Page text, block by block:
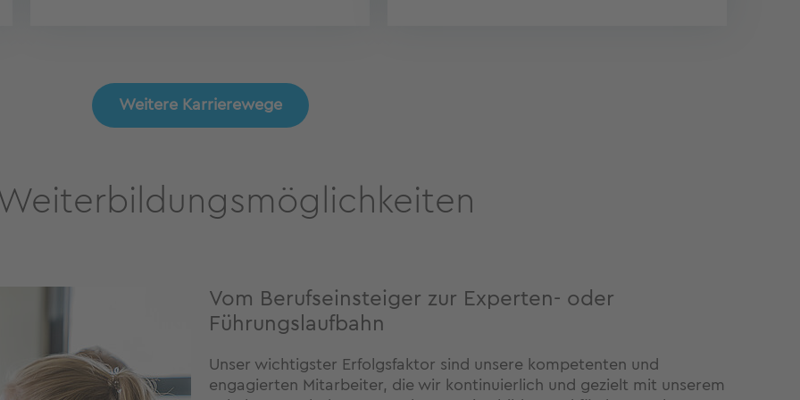
Weitere Karrierewege
Vom Berufseinsteiger zur Experten- oder
Führungslaufbahn
Unser wichtigster Erfolgsfaktor sind unsere kompetenten und
engagierten Mitarbeiter, die wir kontinuierlich und gezielt mit unserem